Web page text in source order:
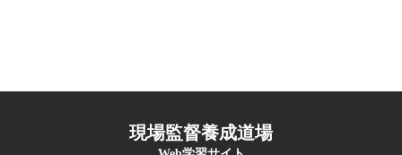
現場監督養成道場